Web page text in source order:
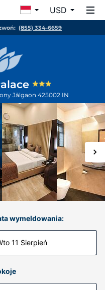
USD
(855) 334-6659
Jālgaon 425002 IN
wymeldowania:
11 Sierpień